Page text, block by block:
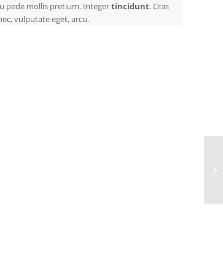
pede mollis pretium. Integertincidunt. Cras
vulputate eget, arcu.